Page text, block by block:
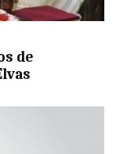
de